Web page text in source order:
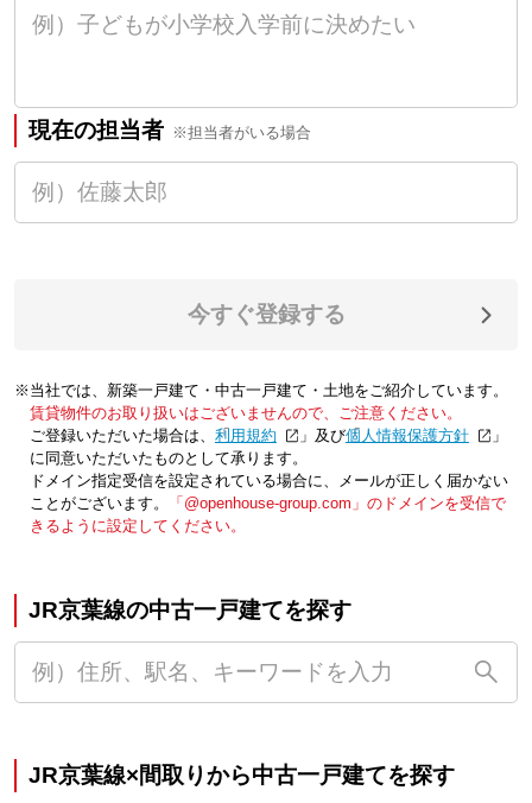
現在の担当者 ※担当者がいる場合
今すぐ登録する
※当社では、新築一戸建て・中古一戸建て・土地をご紹介しています。
賃貸物件のお取り扱いはございませんので、ご注意ください。
ご登録いただいた場合は、「利用規約 」及び「個人情報保護方針
」
に同意いただいたものとして承ります。
ドメイン指定受信を設定されている場合に、メールが正しく届かない
ことがございます。
「@openhouse-group.com」のドメインを受信で
きるように設定してください。
JR京葉線の中古一戸建てを探す
JR京葉線×間取りから中古一戸建てを探す